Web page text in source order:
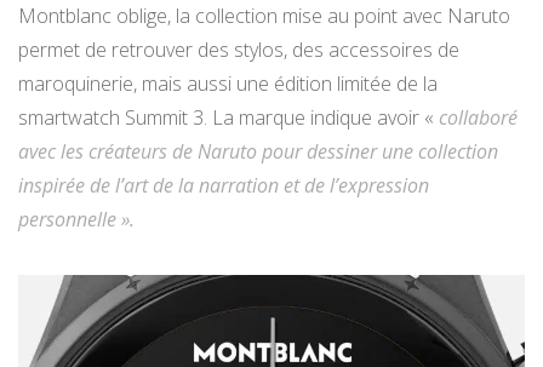
Montblanc oblige, la collection mise au point avec Naruto
permet de retrouver des stylos, des accessoires de
maroquinerie, mais aussi une édition limitée de la
smartwatch Summit 3. La marque indique avoir « collaboré
avec les créateurs de Naruto pour dessiner une collection
inspirée de l’art de la narration et de l’expression
personnelle ».